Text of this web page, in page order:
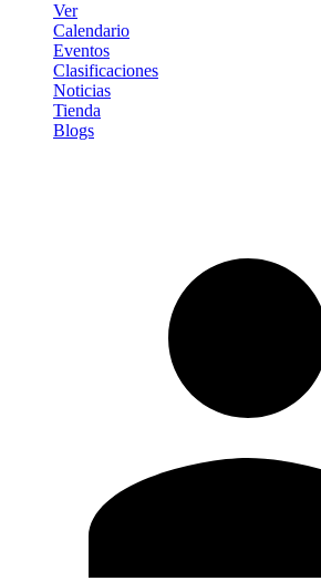
Ver
Calendario
Eventos
Clasificaciones
Noticias
Tienda
Blogs